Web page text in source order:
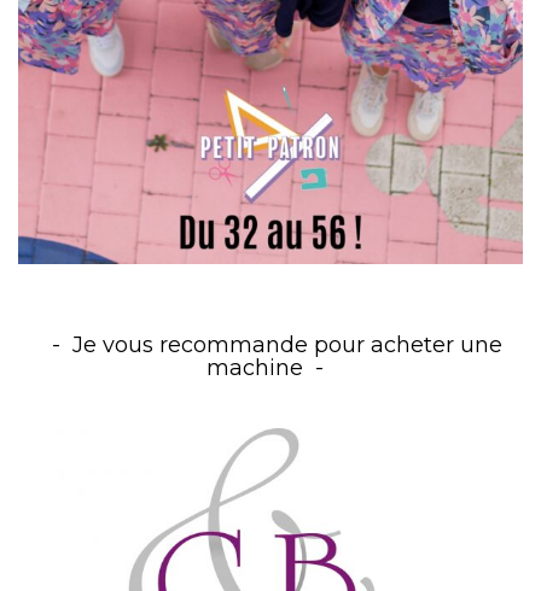
Je vous recommande pour acheter une
machine